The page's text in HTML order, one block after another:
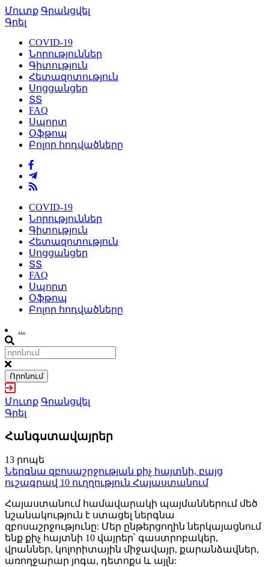
Մուտք Գրանցվել
Գրել
COVID-19
Նորություններ
Գիտություն
Հետազոտություն
Սոցցանցեր
ՏՏ
FAQ
Սպորտ
Օֆթոպ
Բոլոր հոդվածները
COVID-19
Նորություններ
Գիտություն
Հետազոտություն
Սոցցանցեր
ՏՏ
FAQ
Սպորտ
Օֆթոպ
Բոլոր հոդվածները
...
Որոնում
Մուտք Գրանցվել
Գրել
Հանգստավայրեր
13 րոպե
Ներգնա զբոսաշրջության քիչ հայտնի, բայց
ուշագրավ 10 ուղղություն Հայաստանում
Հայաստանում համավարակի պայմաններում մեծ
նշանակություն է ստացել ներգնա
զբոսաշրջությունը: Մեր ընթերցողին ներկայացնում
ենք քիչ հայտնի 10 վայրեր՝ գաստրոբակեր,
վրաններ, կոլորիտային միջավայր, քարանձավներ,
առողջարար յոգա, դետոքս և այլն: